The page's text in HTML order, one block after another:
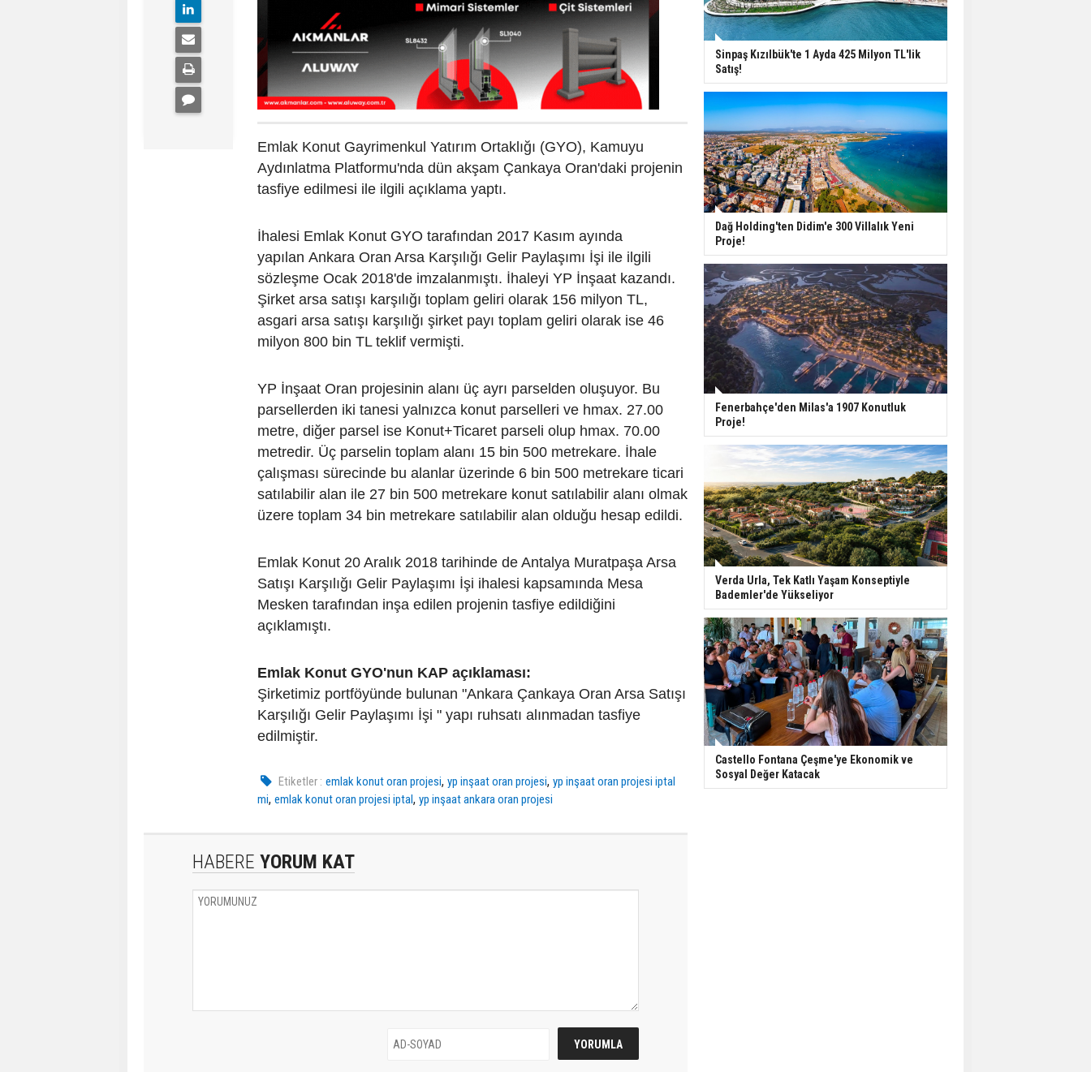
Emlak Konut Gayrimenkul Yatırım Ortaklığı (GYO), Kamuyu
Aydınlatma Platformu'nda dün akşam Çankaya Oran'daki projenin
tasfiye edilmesi ile ilgili açıklama yaptı.
İhalesi Emlak Konut GYO tarafından 2017 Kasım ayında
yapılan Ankara Oran Arsa Karşılığı Gelir Paylaşımı İşi ile ilgili
sözleşme Ocak 2018'de imzalanmıştı. İhaleyi YP İnşaat kazandı.
Şirket arsa satışı karşılığı toplam geliri olarak 156 milyon TL,
asgari arsa satışı karşılığı şirket payı toplam geliri olarak ise 46
milyon 800 bin TL teklif vermişti.
YP İnşaat Oran projesinin alanı üç ayrı parselden oluşuyor. Bu
parsellerden iki tanesi yalnızca konut parselleri ve hmax. 27.00
metre, diğer parsel ise Konut+Ticaret parseli olup hmax. 70.00
metredir. Üç parselin toplam alanı 15 bin 500 metrekare. İhale
çalışması sürecinde bu alanlar üzerinde 6 bin 500 metrekare ticari
satılabilir alan ile 27 bin 500 metrekare konut satılabilir alanı olmak
üzere toplam 34 bin metrekare satılabilir alan olduğu hesap edildi.
Emlak Konut 20 Aralık 2018 tarihinde de Antalya Muratpaşa Arsa
Satışı Karşılığı Gelir Paylaşımı İşi ihalesi kapsamında Mesa
Mesken tarafından inşa edilen projenin tasfiye edildiğini
açıklamıştı.
Emlak Konut GYO'nun KAP açıklaması:
Şirketimiz portföyünde bulunan "Ankara Çankaya Oran Arsa Satışı
Karşılığı Gelir Paylaşımı İşi " yapı ruhsatı alınmadan tasfiye
edilmiştir.
Etiketler : emlak konut oran projesi,yp inşaat oran projesi,yp inşaat oran projesi iptal
mi, emlak konut oran projesi iptal, yp inşaat ankara oran projesi
HABERE YORUM KAT
ABD'de İnşaat
Harcamaları Geriledi
Tercih Döneminde
Barınma Telaşı Başladı
Aileden Miras Kalan Ev
İstanbul'da 15 Bin Kiralık
Sosyal Konut Eylülde
Kiraya Verilecek
Sinpaş Kızılbük'te 1 Ayda 425 Milyon TL'lik
Satış!
Dağ Holding'ten Didim'e 300 Villalık Yeni
Proje!
Fenerbahçe'den Milas'a 1907 Konutluk
Proje!
Verda Urla, Tek Katlı Yaşam Konseptiyle
Bademler'de Yükseliyor
Castello Fontana Çeşme'ye Ekonomik ve
Sosyal Değer Katacak